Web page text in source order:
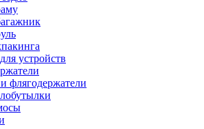
устройств
флягодержатели